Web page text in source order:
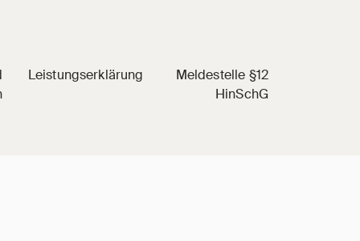
Leistungserklärung
Meldestelle §12
HinSchG